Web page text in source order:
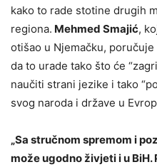
kako to rade stotine drugih
regiona. Mehmed Smajić,
otišao u Njemačku,
da to urade tako što će
naučiti strani jezike i tako
svog naroda i države u
„Sa stručnom spremom i
može ugodno živjeti i u